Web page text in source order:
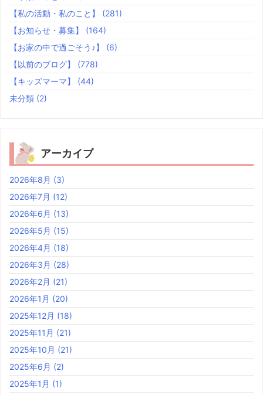
【私の活動・私のこと】 (281)
【お知らせ・募集】 (164)
【お家の中で過ごそう♪】 (6)
【以前のブログ】 (778)
【キッズマーマ】 (44)
未分類 (2)
アーカイブ
2026年8月 (3)
2026年7月 (12)
2026年6月 (13)
2026年5月 (15)
2026年4月 (18)
2026年3月 (28)
2026年2月 (21)
2026年1月 (20)
2025年12月 (18)
2025年11月 (21)
2025年10月 (21)
2025年6月 (2)
2025年1月 (1)